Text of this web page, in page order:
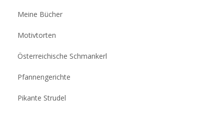
Meine Bücher
Motivtorten
Österreichische Schmankerl
Pfannengerichte
Pikante Strudel